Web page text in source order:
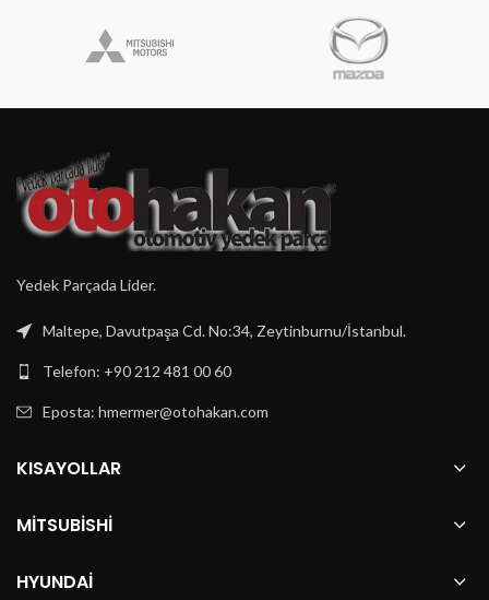
Yedek Parçada Lider.
Maltepe, Davutpaşa Cd. No:34, Zeytinburnu/İstanbul.
Telefon: +90 212 481 00 60
Eposta: hmermer@otohakan.com
KISAYOLLAR
MITSUBISHI
HYUNDAI